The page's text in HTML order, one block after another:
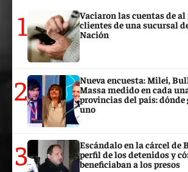
1
Vaciaron las cuentas de al
clientes de una sucursal
Nación
2
Nueva encuesta: Milei,
Massa medido en cada
provincias del país: dónde
uno
3
Escándalo en la cárcel de
perfil de los detenidos y
beneficiaban a los presos